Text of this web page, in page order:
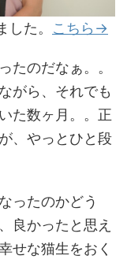
た。 こちら→
たのだなぁ。。
がら、それでも
た数ヶ月。。正
、やっとひと段
ったのかどう
良かったと思え
せな猫生をおく